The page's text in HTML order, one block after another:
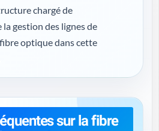
chargé de
gestion des lignes de
optique dans cette
sur la fibre